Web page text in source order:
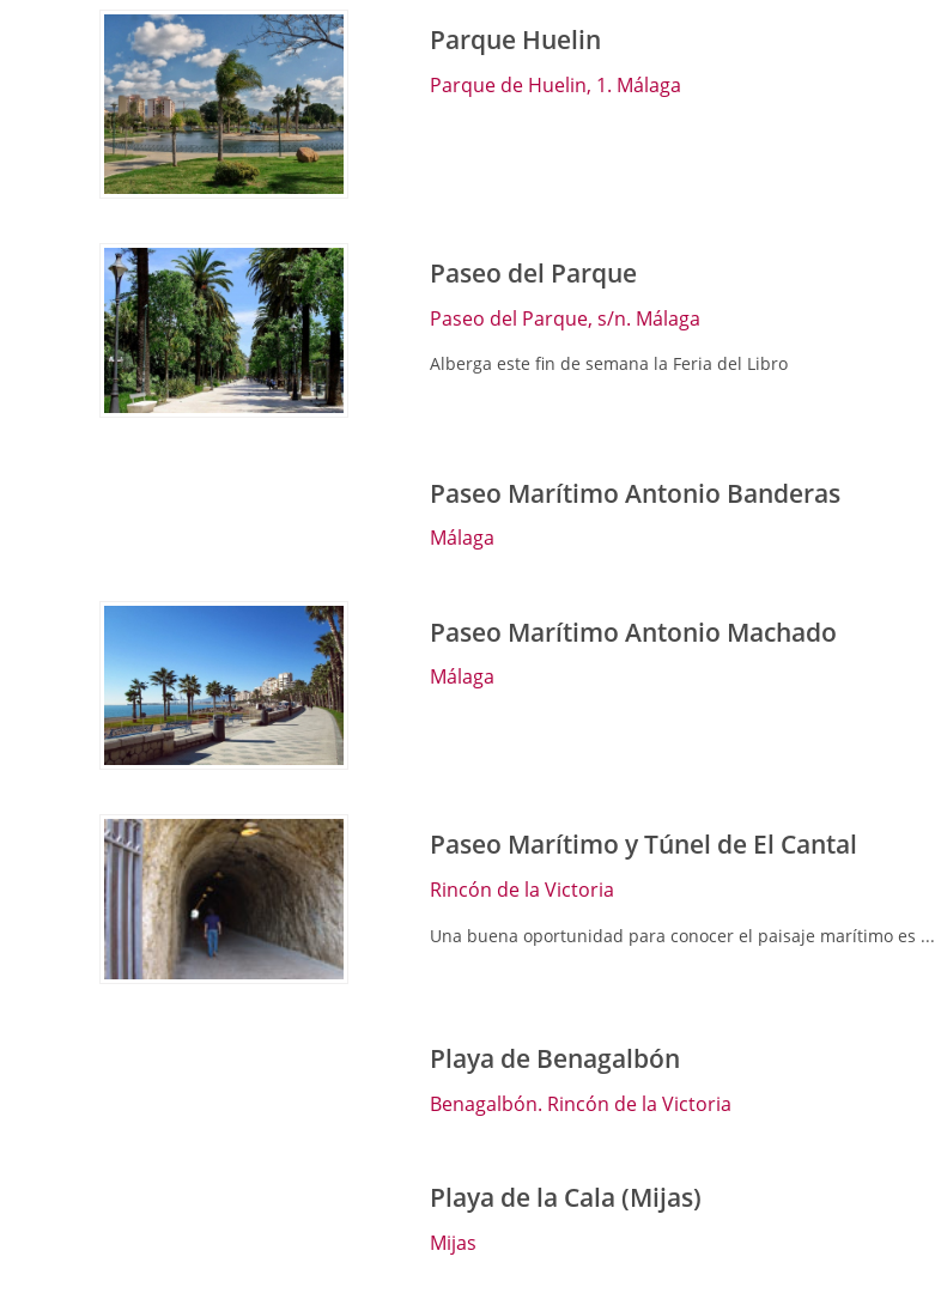
Parque Huelin
Parque de Huelin, 1. Málaga
Paseo del Parque
Paseo del Parque, s/n. Málaga
Alberga este fin de semana la Feria del Libro
Paseo Marítimo Antonio Banderas
Málaga
Paseo Marítimo Antonio Machado
Málaga
Paseo Marítimo y Túnel de El Cantal
Rincón de la Victoria
Una buena oportunidad para conocer el paisaje marítimo es ...
Playa de Benagalbón
Benagalbón. Rincón de la Victoria
Playa de la Cala (Mijas)
Mijas